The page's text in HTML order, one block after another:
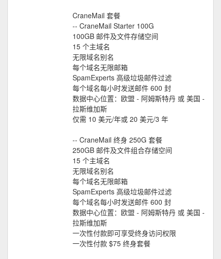
CraneMail 套餐
-- CraneMail Starter 100G
100GB 邮件及文件存储空间
15 个主域名
无限域名别名
每个域名无限邮箱
SpamExperts 高级垃圾邮件过滤
每个域名每小时发送邮件 600 封
数据中心位置：欧盟 - 阿姆斯特丹 或 美国 -
拉斯维加斯
仅需 10 美元/年或 20 美元/3 年
-- CraneMail 终身 250G 套餐
250GB 邮件及文件组合存储空间
15 个主域名
无限域名别名
每个域名无限邮箱
SpamExperts 高级垃圾邮件过滤
每个域名每小时发送邮件 600 封
数据中心位置：欧盟 - 阿姆斯特丹 或 美国 -
拉斯维加斯
一次性付款即可享受终身访问权限
一次性付款 $75 终身套餐